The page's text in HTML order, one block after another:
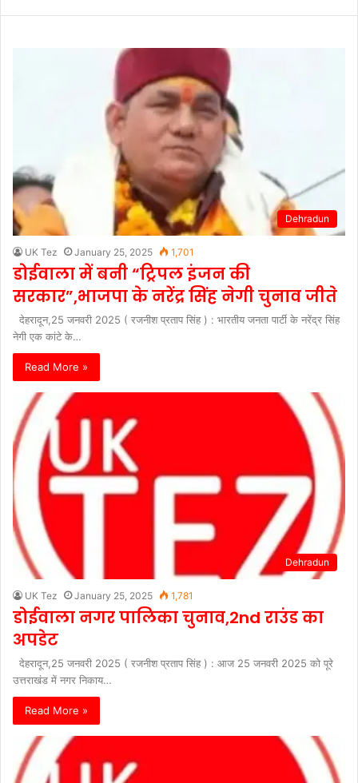
Dehradun
UK Tez January 25, 2025 1,701
डोईवाला में बनी “ट्रिपल इंजन की
सरकार”,भाजपा के नरेंद्र सिंह नेगी चुनाव जीते
देहरादून,25 जनवरी 2025 ( रजनीश प्रताप सिंह ) : भारतीय जनता पार्टी के नरेंद्र सिंह
नेगी एक कांटे के…
Read More »
Dehradun
UK Tez January 25, 2025 1,781
डोईवाला नगर पालिका चुनाव,2nd राउंड का
अपडेट
देहरादून,25 जनवरी 2025 ( रजनीश प्रताप सिंह ) : आज 25 जनवरी 2025 को पूरे
उत्तराखंड में नगर निकाय…
Read More »